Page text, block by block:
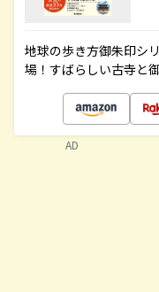
地球の歩き方御朱印シ
場！すばらしい古寺と
AD